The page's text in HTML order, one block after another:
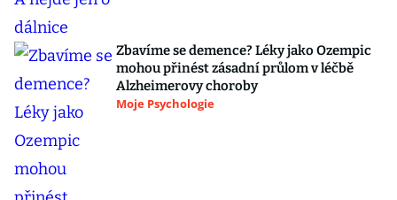
Zbavíme se demence? Léky jako Ozempic
mohou přinést zásadní průlom v léčbě
Alzheimerovy choroby
Moje Psychologie